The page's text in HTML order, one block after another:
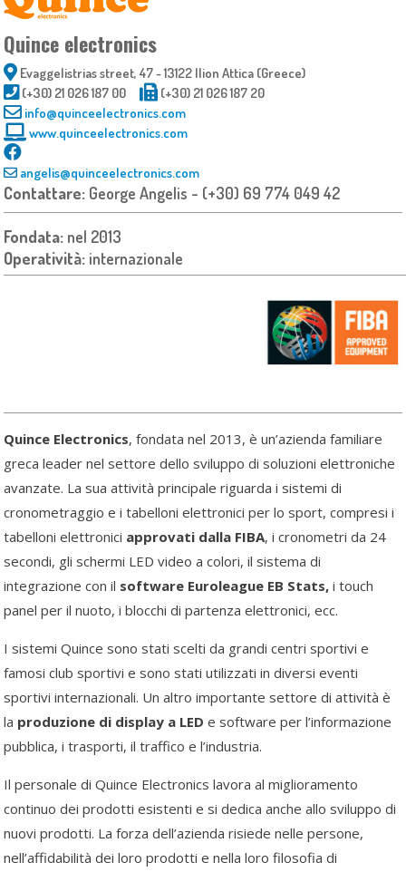
Quince electronics
Evaggelistrias street, 47 - 13122 Ilion Attica (Greece)
(+30) 21 026 187 00
(+30) 21 026 187 20
info@quinceelectronics.com
www.quinceelectronics.com
angelis@quinceelectronics.com
Contattare: George Angelis - (+30) 69 774 049 42
Fondata: nel 2013
Operatività: internazionale
Quince Electronics, fondata nel 2013, è un’azienda familiare
greca leader nel settore dello sviluppo di soluzioni elettroniche
avanzate. La sua attività principale riguarda i sistemi di
cronometraggio e i tabelloni elettronici per lo sport, compresi i
tabelloni elettronici approvati dalla FIBA, i cronometri da 24
secondi, gli schermi LED video a colori, il sistema di
integrazione con il software Euroleague EB Stats, i touch
panel per il nuoto, i blocchi di partenza elettronici, ecc.
I sistemi Quince sono stati scelti da grandi centri sportivi e
famosi club sportivi e sono stati utilizzati in diversi eventi
sportivi internazionali. Un altro importante settore di attività è
la produzione di display a LED e software per l’informazione
pubblica, i trasporti, il traffico e l’industria.
Il personale di Quince Electronics lavora al miglioramento
continuo dei prodotti esistenti e si dedica anche allo sviluppo di
nuovi prodotti. La forza dell’azienda risiede nelle persone,
nell’affidabilità dei loro prodotti e nella loro filosofia di